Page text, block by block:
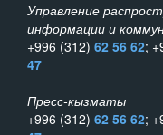
Управление
информации и
+996 (312) 62 56 62;
47
Пресс-кызматы
+996 (312) 62 56 62;